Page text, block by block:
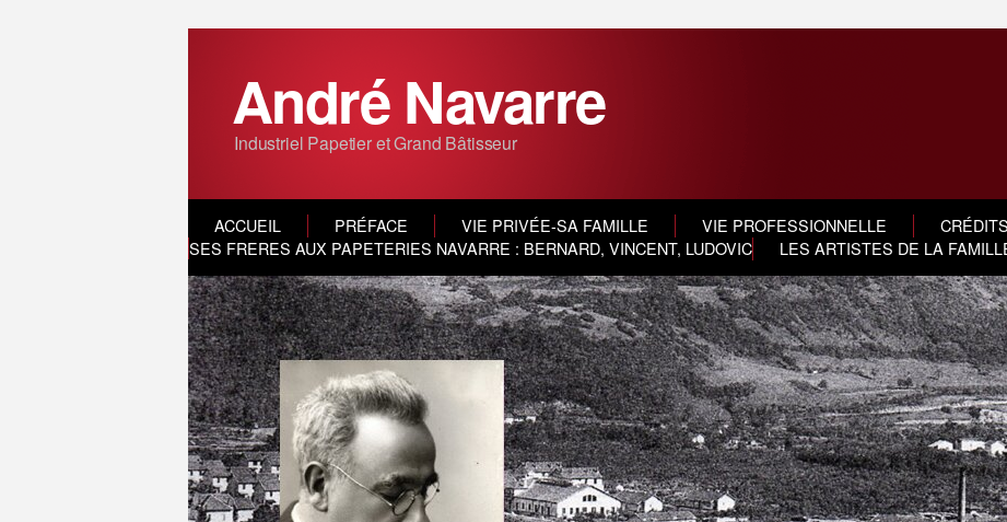
André Navarre
Industriel Papetier et Grand Bâtisseur
ACCUEIL PRÉFACE VIE PRIVÉE-SA FAMILLE VIE PROFESSIONNELLE
CRÉDITS
SES FRERES AUX PAPETERIES NAVARRE : BERNARD, VINCENT, LUDOVIC
LES ARTISTES DE LA